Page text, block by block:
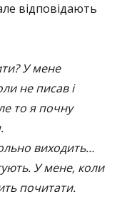
відповідають
У мене
не писав і
то я почну
виходить…
У мене, коли
почитати.